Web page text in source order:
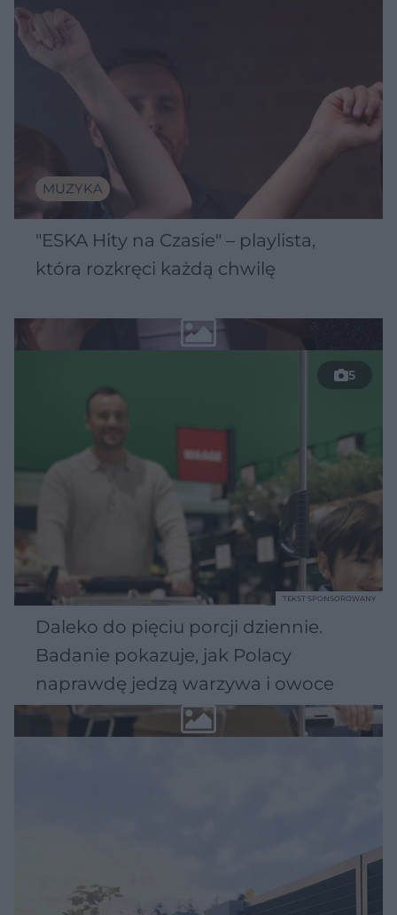
MUZYKA
"ESKA Hity na Czasie" – playlista,
która rozkręci każdą chwilę
5
Daleko do pięciu porcji dziennie.
Badanie pokazuje, jak Polacy
naprawdę jedzą warzywa i owoce
TEKST SPONSOROWANY